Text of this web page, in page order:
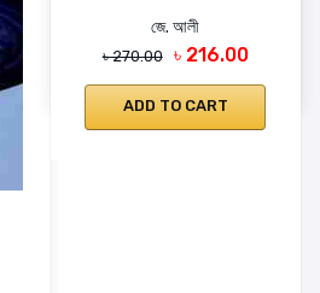
জে. আলী
৳ 270.00 ৳ 216.00
ADD TO CART